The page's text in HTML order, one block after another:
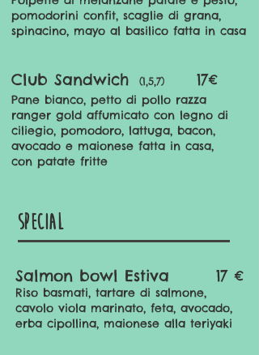
pomodorini confit, scaglie di grana,
spinacino, mayo al basilico fatta in casa
Club Sandwich (1,5,7) 17€
Pane bianco, petto di pollo razza
ranger gold affumicato con legno di
ciliegio, pomodoro, lattuga, bacon,
avocado e maionese fatta in casa,
con patate fritte
Special
Salmon bowl Estiva 17 €
Riso basmati, tartare di salmone,
cavolo viola marinato, feta, avocado,
erba cipollina, maionese alla teriyaki